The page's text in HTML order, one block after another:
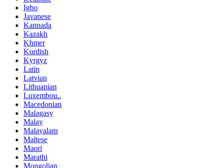
Igbo
Javanese
Kannada
Kazakh
Khmer
Kurdish
Kyrgyz
Latin
Latvian
Lithuanian
Luxembou..
Macedonian
Malagasy
Malay
Malayalam
Maltese
Maori
Marathi
Mongolian